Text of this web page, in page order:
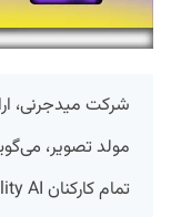
شرکت مید‌جرنی،
مولد تصویر،